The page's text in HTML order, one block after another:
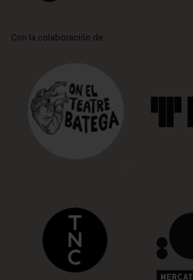
Con la colaboración de: